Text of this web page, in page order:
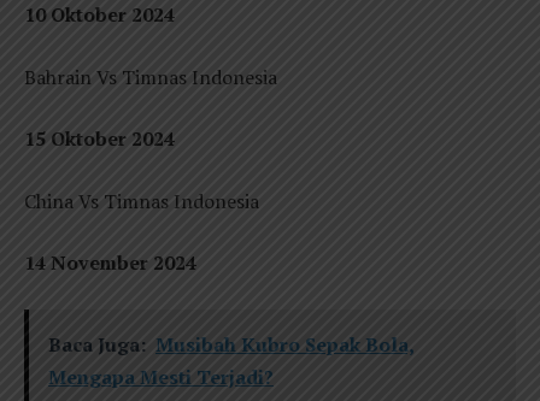
10 Oktober 2024
Bahrain Vs Timnas Indonesia
15 Oktober 2024
China Vs Timnas Indonesia
14 November 2024
Baca Juga: Musibah Kubro Sepak Bola,
Mengapa Mesti Terjadi?